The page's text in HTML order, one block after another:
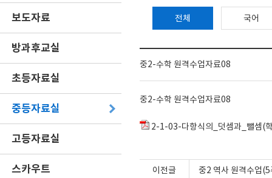
보도자료
방과후교실
초등자료실
중등자료실
고등자료실
스카우트
전체 국어
중2-수학 원격수업자료08
중2-수학 원격수업자료08
2-1-03-다항식의_덧셈과_뺄셈(
이전글 중2 역사 원격수업